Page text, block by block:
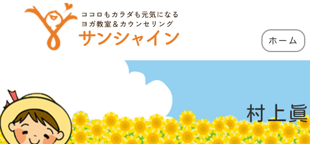
ホーム
村上